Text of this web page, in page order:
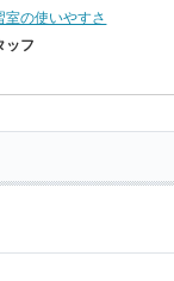
室の使いやすさ
ッフ